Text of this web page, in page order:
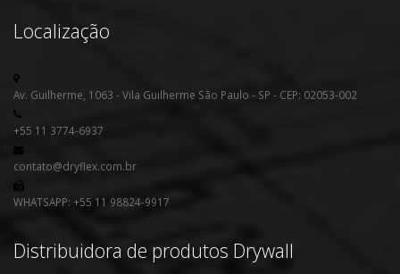
Localização
Av. Guilherme, 1063 - Vila Guilherme São Paulo - SP - CEP: 02053-002
+55 11 3774-6937
contato@dryflex.com.br
WHATSAPP: +55 11 98824-9917
Distribuidora de produtos Drywall